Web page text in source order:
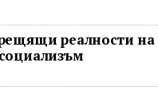
реалности на